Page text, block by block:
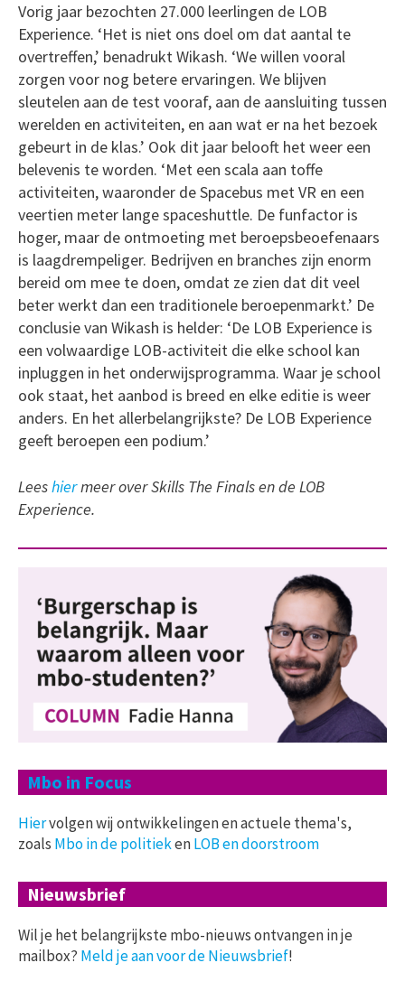
Vorig jaar bezochten 27.000 leerlingen de LOB
Experience. ‘Het is niet ons doel om dat aantal te
overtreffen,’ benadrukt Wikash. ‘We willen vooral
zorgen voor nog betere ervaringen. We blijven
sleutelen aan de test vooraf, aan de aansluiting tussen
werelden en activiteiten, en aan wat er na het bezoek
gebeurt in de klas.’ Ook dit jaar belooft het weer een
belevenis te worden. ‘Met een scala aan toffe
activiteiten, waaronder de Spacebus met VR en een
veertien meter lange spaceshuttle. De funfactor is
hoger, maar de ontmoeting met beroepsbeoefenaars
is laagdrempeliger. Bedrijven en branches zijn enorm
bereid om mee te doen, omdat ze zien dat dit veel
beter werkt dan een traditionele beroepenmarkt.’ De
conclusie van Wikash is helder: ‘De LOB Experience is
een volwaardige LOB-activiteit die elke school kan
inpluggen in het onderwijsprogramma. Waar je school
ook staat, het aanbod is breed en elke editie is weer
anders. En het allerbelangrijkste? De LOB Experience
geeft beroepen een podium.’
Leeshiermeer over Skills The Finals en de LOB
Experience.
Mbo in Focus
Hiervolgen wij ontwikkelingen en actuele thema's,
zoals Mbo in de politiekenLOB en doorstroom
Nieuwsbrief
Wil je het belangrijkste mbo-nieuws ontvangen in je
mailbox? Meld je aan voor de Nieuwsbrief!